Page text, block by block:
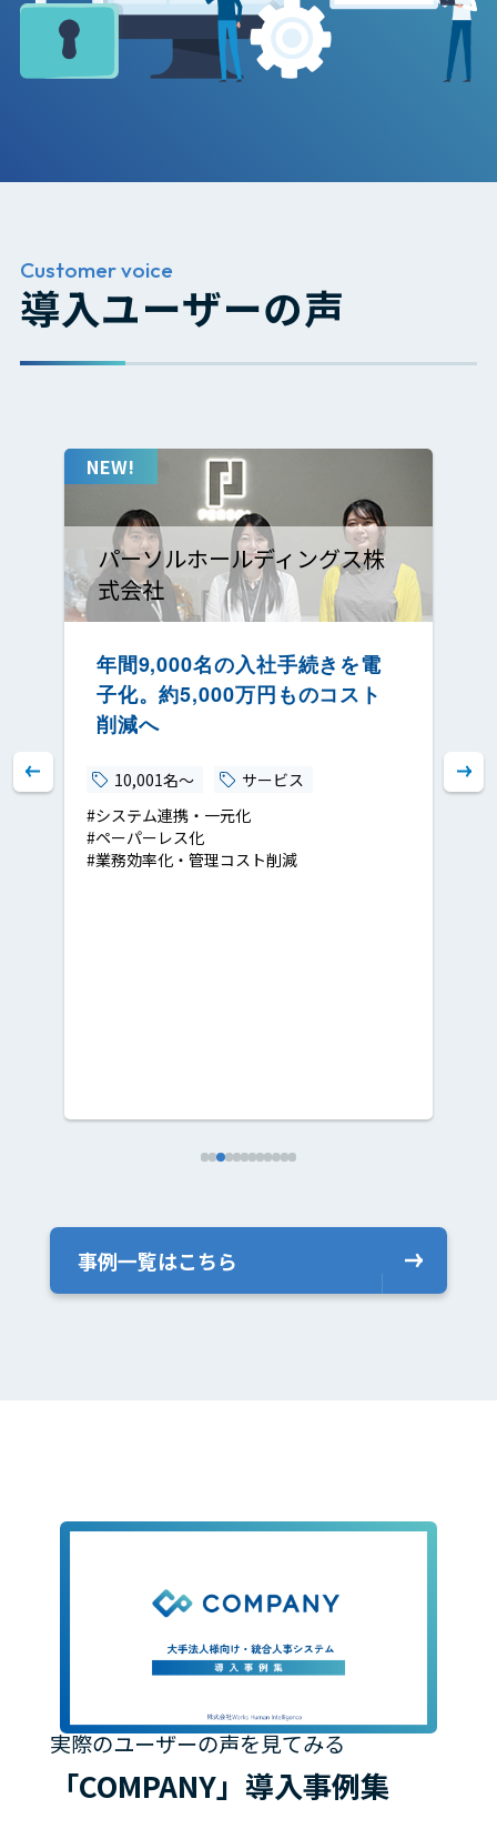
Customer voice
導入ユーザーの声
ヤマト運輸株式会社
年間約12,000人の入社申請をデ
ジタル化。現場の事務負担を大
幅に削減
10,001名～
陸運
#ペーパーレス化
#業務効率化・管理コスト削減
事例一覧はこちら
実際のユーザーの声を見てみる
「COMPANY」導入事例集